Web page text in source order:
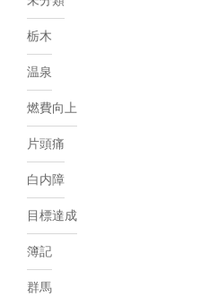
栃木
温泉
燃費向上
片頭痛
白内障
目標達成
簿記
群馬